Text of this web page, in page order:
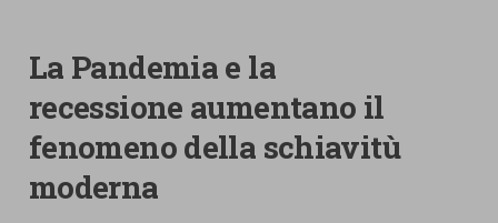
La Pandemia e la
recessione aumentano il
fenomeno della schiavitù
moderna